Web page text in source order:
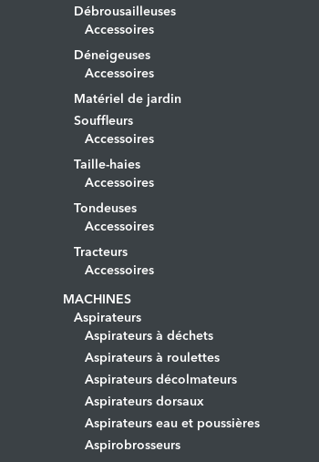
Débrousailleuses
Accessoires
Déneigeuses
Accessoires
Matériel de jardin
Souffleurs
Accessoires
Taille-haies
Accessoires
Tondeuses
Accessoires
Tracteurs
Accessoires
MACHINES
Aspirateurs
Aspirateurs à déchets
Aspirateurs à roulettes
Aspirateurs décolmateurs
Aspirateurs dorsaux
Aspirateurs eau et poussières
Aspirobrosseurs